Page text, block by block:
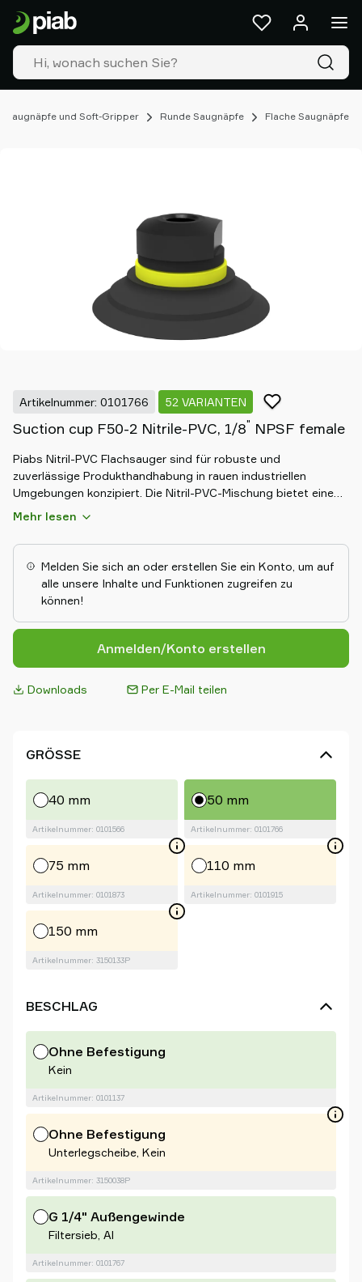
Saugnäpfe und Soft-Gripper Runde Saugnäpfe Flache Saugnäpfe
Artikelnummer: 0101766 52 VARIANTEN
Suction cup F50-2 Nitrile-PVC, 1/8" NPSF female
Piabs Nitril-PVC Flachsauger sind für robuste und
zuverlässige Produkthandhabung in rauen industriellen
Umgebungen konzipiert. Die Nitril-PVC-Mischung bietet eine
markierungsfreie Handhabung und eine ausgezeichnete
Konstruktion sorgt für ein sicheres Greifen auf glatten
Oberflächen und macht sie ideal für Anwendungen in der
Automobil- und Fertigungsindustrie.
Mehr lesen
Melden Sie sich an oder erstellen Sie ein Konto, um auf
alle unsere Inhalte und Funktionen zugreifen zu
können!
Anmelden/Konto erstellen
Downloads Per E-Mail teilen
GRÖSSE
40 mm
Artikelnummer: 0101566
50 mm
Artikelnummer: 0101766
75 mm
Artikelnummer: 0101873
110 mm
Artikelnummer: 0101915
150 mm
Artikelnummer: 3150133P
BESCHLAG
Ohne Befestigung
Kein
Artikelnummer: 0101137
Ohne Befestigung
Unterlegscheibe, Kein
Artikelnummer: 3150038P
G 1/4" Außengewinde
Filtersieb, Al
Artikelnummer: 0101767
Produkte
&
Lösungen
Industrien
Unsere
Ressourcen